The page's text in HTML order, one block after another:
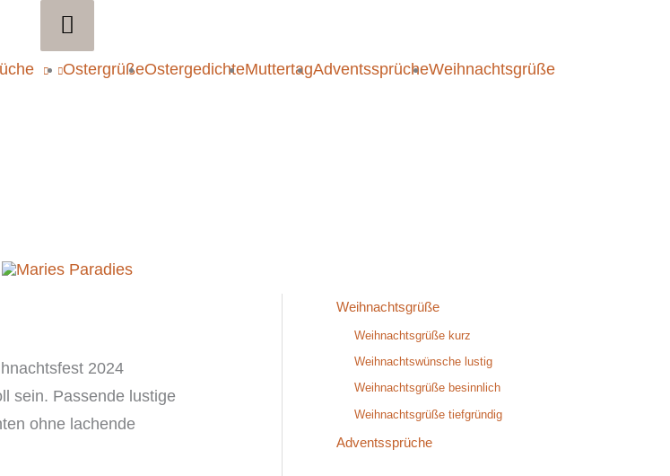
Above
Header
OstergrüßeOstergedichteMuttertagAdventssprücheWeihnachtsgrüße
2024
sein. Passende lustige
ohne lachende
Weihnachtsgrüße
Weihnachtsgrüße kurz
Weihnachtswünsche lustig
Weihnachtsgrüße besinnlich
Weihnachtsgrüße tiefgründig
Adventssprüche